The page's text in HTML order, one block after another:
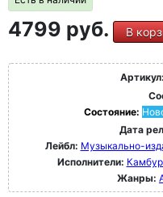
4799 руб. В
Артикул:
Состояние:
Дата
Лейбл: Музыкально-
Исполнители:
Жанры: